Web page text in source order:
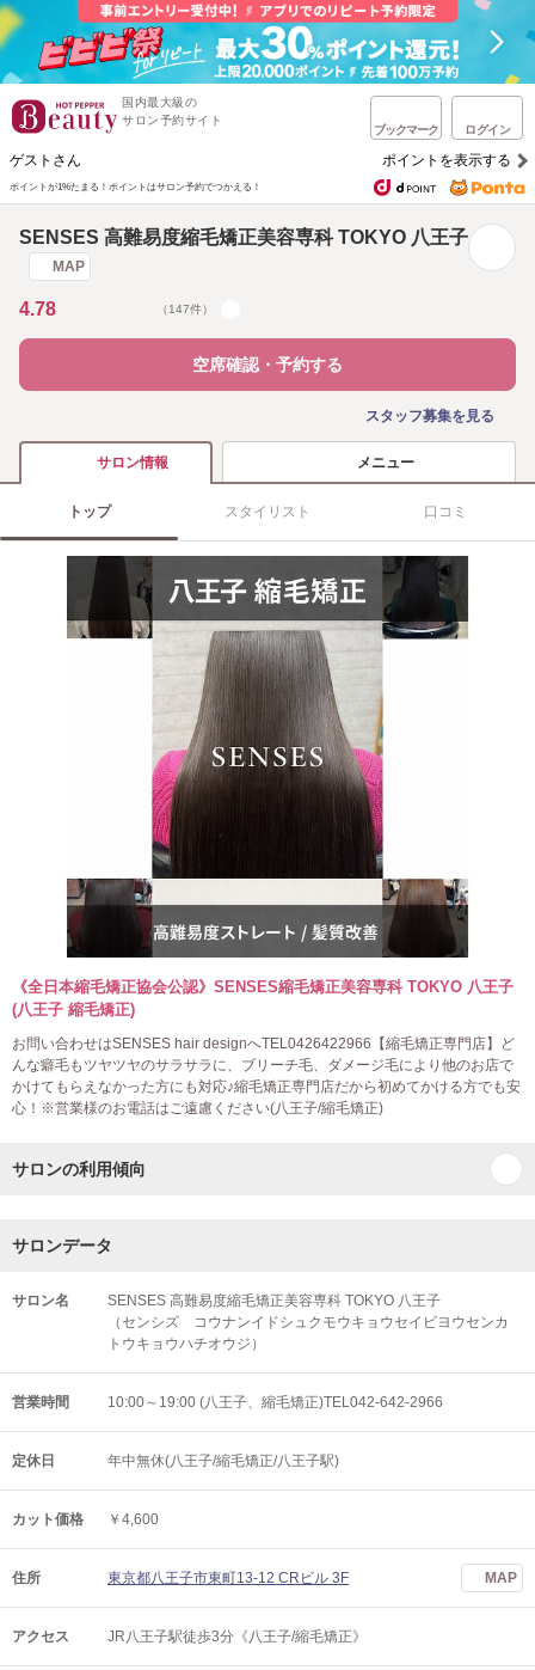
国内最大級の
サロン予約サイト
ブックマーク ログイン
ゲストさん ポイントを表示する
ポイントが1%たまる！ ポイントはサロン予約でつかえる！
SENSES 高難易度縮毛矯正美容専科 TOKYO 八王子
MAP
4.78 （147件）
空席確認・予約する
スタッフ募集を見る
サロン情報 メニュー
トップ スタイリスト 口コミ
《全日本縮毛矯正協会公認》SENSES縮毛矯正美容専科 TOKYO 八王子
(八王子 縮毛矯正)
お問い合わせはSENSES hair designへTEL0426422966【縮毛矯正専門店】ど
んな癖毛もツヤツヤのサラサラに、ブリーチ毛、ダメージ毛により他のお店で
かけてもらえなかった方にも対応♪縮毛矯正専門店だから初めてかける方でも安
心！※営業様のお電話はご遠慮ください(八王子/縮毛矯正)
サロンの利用傾向
サロンデータ
サロン名
SENSES 高難易度縮毛矯正美容専科 TOKYO 八王子
（センシズ コウナンイドシュクモウキョウセイビヨウセンカ
トウキョウハチオウジ）
営業時間 10:00～19:00 (八王子、縮毛矯正)TEL042-642-2966
定休日 年中無休(八王子/縮毛矯正/八王子駅)
カット価格 ￥4,600
住所 東京都八王子市東町13-12 CRビル 3F MAP
アクセス JR八王子駅徒歩3分《八王子/縮毛矯正》